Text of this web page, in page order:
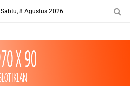
Sabtu, 8 Agustus 2026